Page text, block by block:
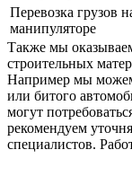
Перевозка грузов
манипуляторе
Также мы
строительных
Например мы можем
или битого
могут
рекомендуем
специалистов.